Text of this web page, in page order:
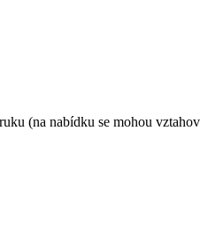
(na nabídku se mohou